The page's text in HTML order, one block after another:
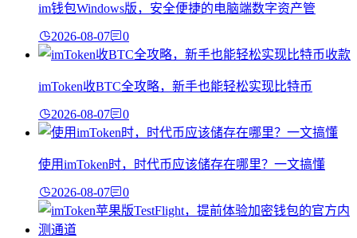
im钱包Windows版，安全便捷的电脑端数字资产管
2026-08-07 0
imToken收BTC全攻略，新手也能轻松实现比特币
2026-08-07 0
使用imToken时，时代币应该储存在哪里？一文搞懂
2026-08-07 0